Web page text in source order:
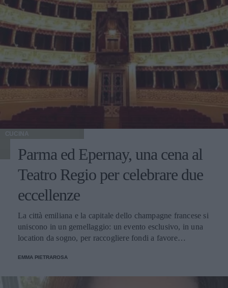
CUCINA
Parma ed Epernay, una cena al
Teatro Regio per celebrare due
eccellenze
La città emiliana e la capitale dello champagne francese si
uniscono in un gemellaggio: un evento esclusivo, in una
location da sogno, per raccogliere fondi a favore
EMMA PIETRAROSA